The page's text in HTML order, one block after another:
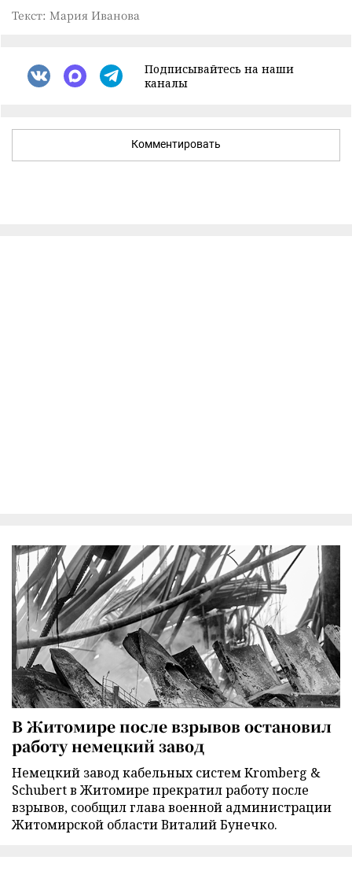
Текст: Мария Иванова
Подписывайтесь на наши
каналы
Комментировать
В Житомире после взрывов остановил
работу немецкий завод
Немецкий завод кабельных систем Kromberg &
Schubert в Житомире прекратил работу после
взрывов, сообщил глава военной администрации
Житомирской области Виталий Бунечко.